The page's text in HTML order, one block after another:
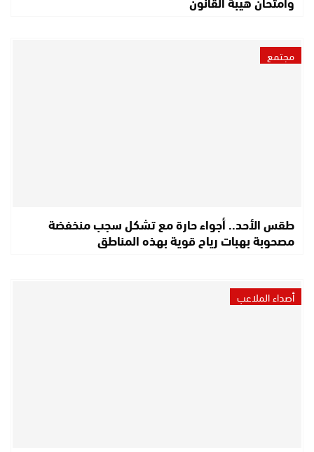
مجتمع
طقس الأحد.. أجواء حارة مع تشكل سجب منخفضة
مصحوبة بهبات رياح قوية بهذه المناطق
أصداء الملاعب